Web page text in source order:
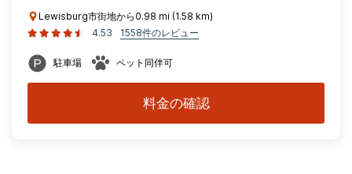
Lewisburg市街地から0.98 mi (1.58 km)
4.53
1558件のレビュー
駐車場 ペット同伴可
料金の確認